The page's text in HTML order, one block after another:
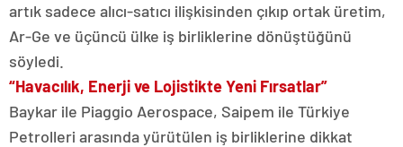
artık sadece alıcı-satıcı ilişkisinden çıkıp ortak üretim,
Ar-Ge ve üçüncü ülke iş birliklerine dönüştüğünü
söyledi.
“Havacılık, Enerji ve Lojistikte Yeni Fırsatlar”
Baykar ile Piaggio Aerospace, Saipem ile Türkiye
Petrolleri arasında yürütülen iş birliklerine dikkat